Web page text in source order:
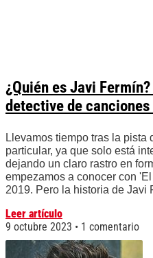
¿Quién es Javi
detective de
Llevamos tiempo tras la pista
particular, ya que solo está
dejando un claro rastro en
empezamos a conocer con
2019. Pero la historia de Javi
Leer artículo
9 octubre 2023
1 comentario